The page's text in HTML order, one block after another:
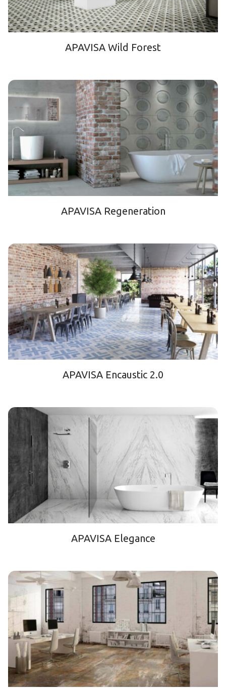
APAVISA Wild Forest
APAVISA Regeneration
APAVISA Encaustic 2.0
APAVISA Elegance